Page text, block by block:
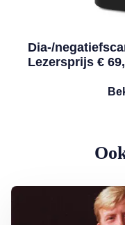
Dia-/
Lezersprijs €
Lees meer over Hoe